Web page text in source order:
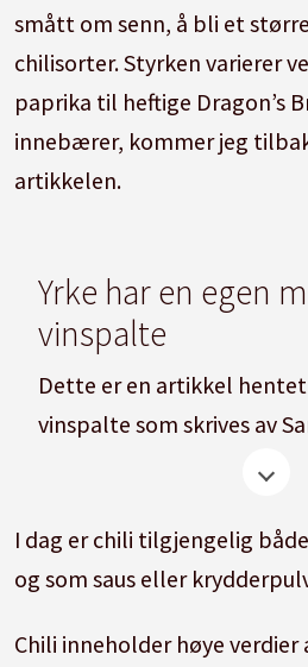
smått om senn, å bli et
chilisorter. Styrken varierer
paprika til heftige Dragon’s
innebærer, kommer jeg
artikkelen.
Yrke har en egen
vinspalte
Dette er en artikkel
vinspalte som skrives av
Torgeir Øverland. Han har:
* Kokkefagbrev i
* Treårig lærerskole og er
Sandefjord videregående
I dag er chili tilgjengelig
og som saus eller
Chili inneholder høye verdier